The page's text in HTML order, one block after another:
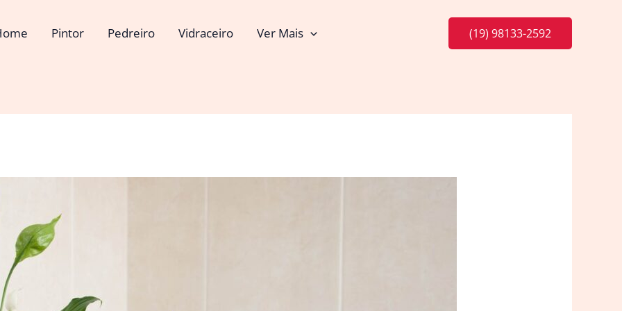
Pintor Pedreiro Vidraceiro Ver Mais (19) 98133-2592